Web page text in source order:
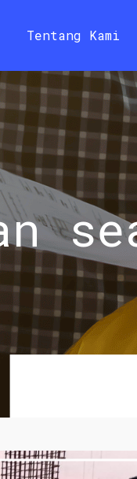
Tentang Kami